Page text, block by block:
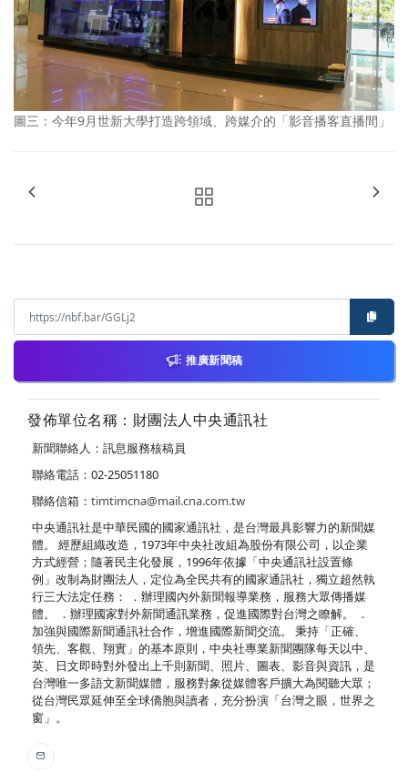
圖三：今年9月世新大學打造跨領域、跨媒介的「影音播客直播間」
推廣新聞稿
發佈單位名稱：財團法人中央通訊社
新聞聯絡人：訊息服務核稿員
聯絡電話：02-25051180
聯絡信箱： timtimcna@mail.cna.com.tw
中央通訊社是中華民國的國家通訊社，是台灣最具影響力的新聞媒
體。 經歷組織改造，1973年中央社改組為股份有限公司，以企業
方式經營；隨著民主化發展，1996年依據「中央通訊社設置條
例」改制為財團法人，定位為全民共有的國家通訊社，獨立超然執
行三大法定任務： ．辦理國內外新聞報導業務，服務大眾傳播媒
體。 ．辦理國家對外新聞通訊業務，促進國際對台灣之瞭解。 ．
加強與國際新聞通訊社合作，增進國際新聞交流。 秉持「正確、
領先、客觀、翔實」的基本原則，中央社專業新聞團隊每天以中、
英、日文即時對外發出上千則新聞、照片、圖表、影音與資訊，是
台灣唯一多語文新聞媒體，服務對象從媒體客戶擴大為閱聽大眾；
從台灣民眾延伸至全球僑胞與讀者，充分扮演「台灣之眼，世界之
窗」。